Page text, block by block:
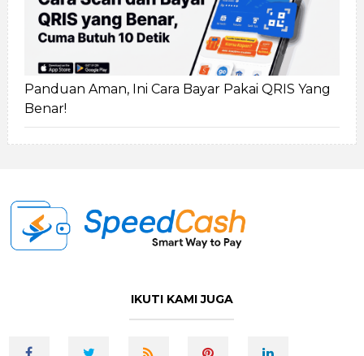
Panduan Aman, Ini Cara Bayar Pakai QRIS Yang
Benar!
IKUTI KAMI JUGA